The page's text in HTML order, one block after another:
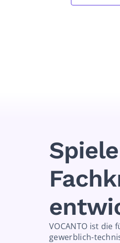
VOCANTO ist
gewerblich-